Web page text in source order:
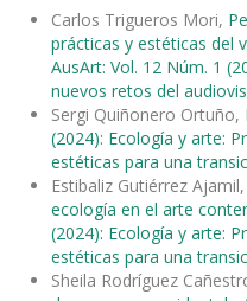
Carlos Trigueros Mori,
prácticas y estéticas del
AusArt: Vol. 12 Núm. 1
nuevos retos del
Sergi Quiñonero Ortuño,
(2024): Ecología y arte:
estéticas para una
Estibaliz Gutiérrez
ecología en el arte
(2024): Ecología y arte:
estéticas para una
Sheila Rodríguez